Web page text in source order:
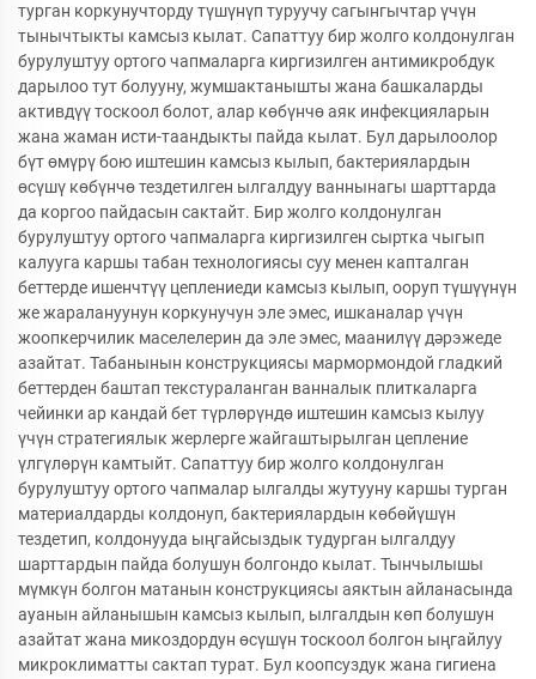
турган коркунучторду түшүнүп туруучу сагынгычтар үчүн
тынычтыкты камсыз кылат. Сапаттуу бир жолго колдонулган
бурулуштуу ортого чапмаларга киргизилген антимикробдук
дарылоо тут болууну, жумшактанышты жана башкаларды
активдүү тоскоол болот, алар көбүнчө аяк инфекцияларын
жана жаман исти-таандыкты пайда кылат. Бул дарылоолор
бүт өмүрү бою иштешин камсыз кылып, бактериялардын
өсүшү көбүнчө тездетилген ылгалдуу ваннынагы шарттарда
да коргоо пайдасын сактайт. Бир жолго колдонулган
бурулуштуу ортого чапмаларга киргизилген сыртка чыгып
калууга каршы табан технологиясы суу менен капталган
беттерде ишенчтүү цеплениеди камсыз кылып, ооруп түшүүнүн
же жаралануунун коркунучун эле эмес, ишканалар үчүн
жоопкерчилик маселелерин да эле эмес, маанилүү дәрэжеде
азайтат. Табанынын конструкциясы мармормондой гладкий
беттерден баштап текстураланган ванналык плиткаларга
чейинки ар кандай бет түрлөрүндө иштешин камсыз кылуу
үчүн стратегиялык жерлерге жайгаштырылган цепление
үлгүлөрүн камтыйт. Сапаттуу бир жолго колдонулган
бурулуштуу ортого чапмалар ылгалды жутууну каршы турган
материалдарды колдонуп, бактериялардын көбөйүшүн
тездетип, колдонууда ыңгайсыздык тудурган ылгалдуу
шарттардын пайда болушун болгондо кылат. Тынчылышы
мүмкүн болгон матанын конструкциясы аяктын айланасында
ауанын айланышын камсыз кылып, ылгалдын көп болушун
азайтат жана микоздордун өсүшүн тоскоол болгон ыңгайлуу
микроклиматты сактап турат. Бул коопсуздук жана гигиена